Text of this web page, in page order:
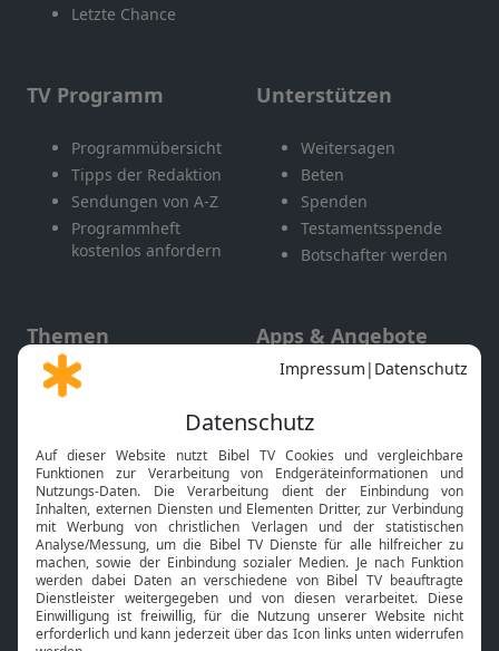
Letzte Chance
TV Programm
Programmübersicht
Tipps der Redaktion
Sendungen von A-Z
Programmheft
kostenlos anfordern
Unterstützen
Weitersagen
Beten
Spenden
Testamentsspende
Botschafter werden
Themen
Gott und Bibel erklärt
Neuigkeiten
Apps & Angebote
Mobile App
Smart TV
HbbTV
Bibelthek Online-Bibel
Nächster Gottesdienst
Bibel TV Service